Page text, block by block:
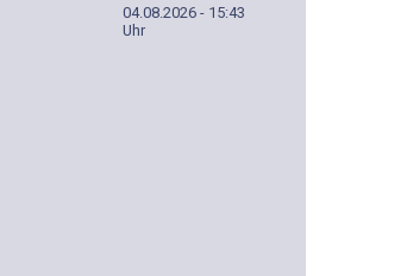
04.08.2026 - 15:43
Uhr